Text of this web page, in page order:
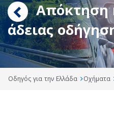
Απόκτηση
άδειας
Οδηγός για την Ελλάδα Οχήματα